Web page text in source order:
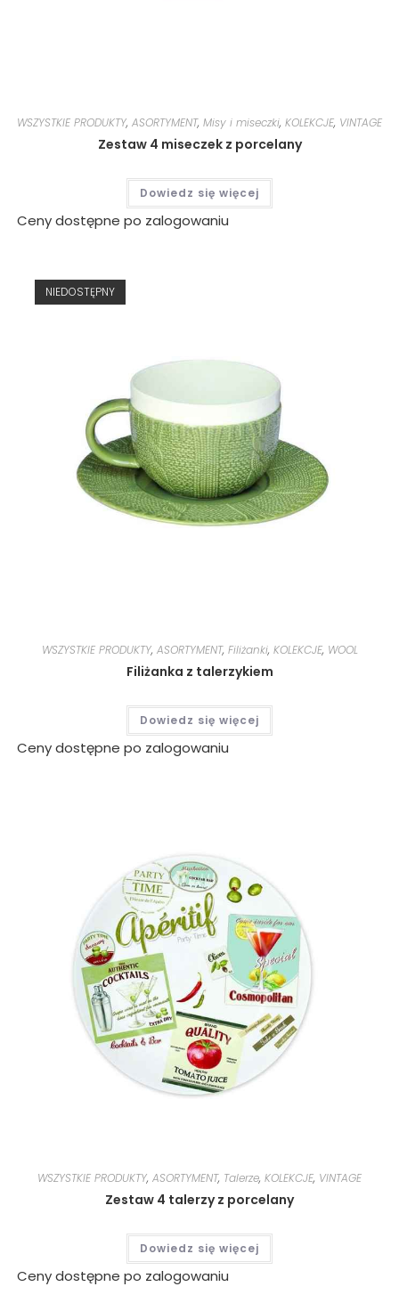
WSZYSTKIE PRODUKTY, ASORTYMENT, Misy i miseczki, KOLEKCJE, VINTAGE
Zestaw 4 miseczek z porcelany
Dowiedz się więcej
Ceny dostępne po zalogowaniu
NIEDOSTĘPNY
WSZYSTKIE PRODUKTY, ASORTYMENT, Filiżanki, KOLEKCJE, WOOL
Filiżanka z talerzykiem
Dowiedz się więcej
Ceny dostępne po zalogowaniu
WSZYSTKIE PRODUKTY, ASORTYMENT, Talerze, KOLEKCJE, VINTAGE
Zestaw 4 talerzy z porcelany
Dowiedz się więcej
Ceny dostępne po zalogowaniu